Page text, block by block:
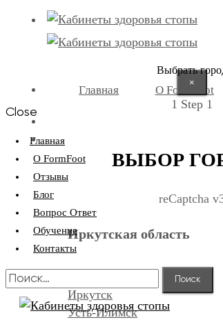
Выбрать
×
1 Step 1
ВЫБОР
reCaptcha
Иркутская область
Иркутск
Усть-Илимск
Главная О FormFoot
Close
Главная
О FormFoot
Отзывы
Блог
Вопрос Ответ
Обучение
Контакты
Найти: